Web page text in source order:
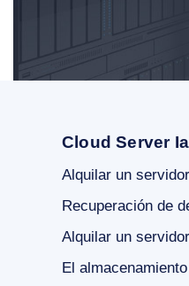
Cloud Server
Alquilar un
Recuperación de
Alquilar un
El